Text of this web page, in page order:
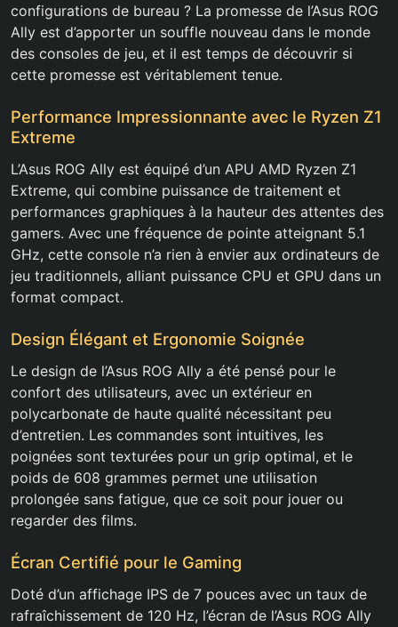
configurations de bureau ? La promesse de l’Asus ROG
Ally est d’apporter un souffle nouveau dans le monde
des consoles de jeu, et il est temps de découvrir si
cette promesse est véritablement tenue.
Performance Impressionnante avec le Ryzen Z1
Extreme
L’Asus ROG Ally est équipé d’un APU AMD Ryzen Z1
Extreme, qui combine puissance de traitement et
performances graphiques à la hauteur des attentes des
gamers. Avec une fréquence de pointe atteignant 5.1
GHz, cette console n’a rien à envier aux ordinateurs de
jeu traditionnels, alliant puissance CPU et GPU dans un
format compact.
Design Élégant et Ergonomie Soignée
Le design de l’Asus ROG Ally a été pensé pour le
confort des utilisateurs, avec un extérieur en
polycarbonate de haute qualité nécessitant peu
d’entretien. Les commandes sont intuitives, les
poignées sont texturées pour un grip optimal, et le
poids de 608 grammes permet une utilisation
prolongée sans fatigue, que ce soit pour jouer ou
regarder des films.
Écran Certifié pour le Gaming
Doté d’un affichage IPS de 7 pouces avec un taux de
rafraîchissement de 120 Hz, l’écran de l’Asus ROG Ally